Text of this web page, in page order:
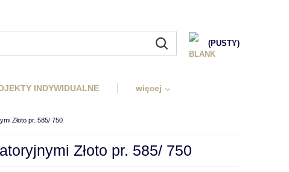
(PUSTY)
INDYWIDUALNE więcej
Złoto pr. 585/ 750
Złoto pr. 585/ 750